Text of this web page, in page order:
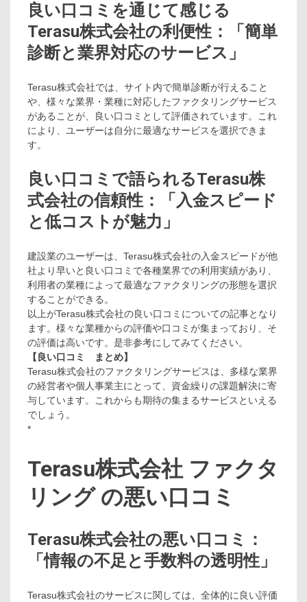
良い口コミを通じて感じる
Terasu株式会社の利便性：「簡単
診断と業界対応のサービス」
Terasu株式会社では、サイト内で簡単診断が行えること
や、様々な業界・業種に対応したファクタリングサービス
があることが、良い口コミとして評価されています。これ
により、ユーザーは自分に最適なサービスを選択できま
す。
良い口コミで語られるTerasu株
式会社の信頼性：「入金スピード
と低コストが魅力」
建設業のユーザーは、Terasu株式会社の入金スピードが他
社より早いと良い口コミで各種業界での利用実績があり、
利用者の業種によって最適なファクタリングの形態を選択
することができる。
以上がTerasu株式会社の良い口コミについての記事となり
ます。様々な業種からの評価や口コミが集まっており、そ
の評価は高いです。是非参考にしてみてください。
【良い口コミ まとめ】
Terasu株式会社のファクタリングサービスは、多様な業界
の経営者や個人事業主にとって、資金繰りの課題解決に寄
与しています。これからも期待の集まるサービスといえる
でしょう。
*
Terasu株式会社 ファクタ
リング の悪い口コミ
Terasu株式会社の悪い口コミ：
「情報の不足と手数料の透明性」
Terasu株式会社のサービスに関しては、全体的に良い評価